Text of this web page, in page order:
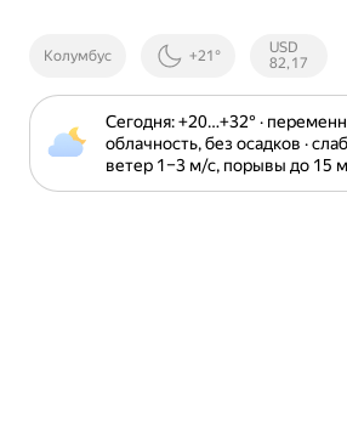
Колумбус +21°
Курсы
РФ
USD
82,17
Сегодня: +20⁠…⁠+32⁠° ·
облачность, без осадков ·
ветер 1⁠–⁠3 м⁠/⁠с, порывы до 15